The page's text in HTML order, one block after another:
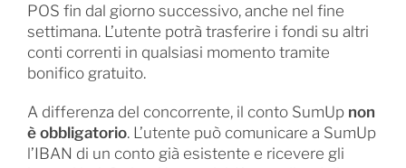
POS fin dal giorno successivo, anche nel fine
settimana. L’utente potrà trasferire i fondi su altri
conti correnti in qualsiasi momento tramite
bonifico gratuito.
A differenza del concorrente, il conto SumUp non
è obbligatorio. L’utente può comunicare a SumUp
l’IBAN di un conto già esistente e ricevere gli